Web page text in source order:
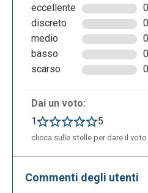
eccellente
discreto
medio
basso
scarso
Dai un voto:
1
5
clicca sulle stelle per dare il voto
Commenti degli utenti